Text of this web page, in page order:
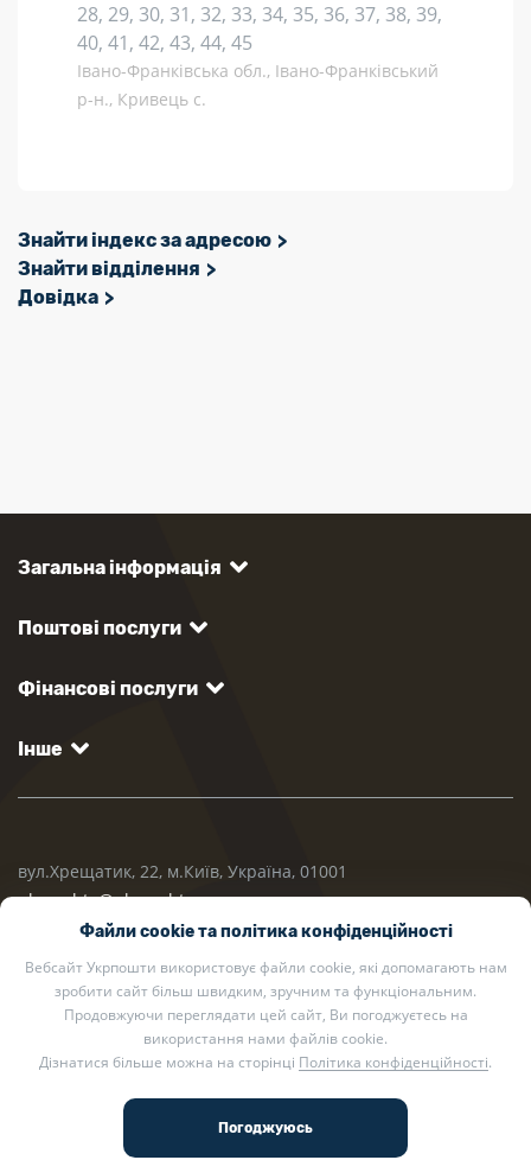
28, 29, 30, 31, 32, 33, 34, 35, 36, 37, 38, 39,
40, 41, 42, 43, 44, 45
Івано-Франківська обл., Івано-Франківський
р-н., Кривець с.
Знайти індекс за адресою
Знайти відділення
Довідка
Загальна інформація
Поштові послуги
Фінансові послуги
Інше
вул.Хрещатик, 22, м.Київ, Україна, 01001
ukrposhta@ukrposhta.ua
2002 — 2026 Укрпошта. Всі права захищено.
Політика конфіденційності
Файли cookie та політика конфіденційності
Вебсайт Укрпошти використовує файли cookie, які допомагають нам
зробити сайт більш швидким, зручним та функціональним.
Продовжуючи переглядати цей сайт, Ви погоджуєтесь на
використання нами файлів cookie.
Дізнатися більше можна на сторінці Політика конфіденційності.